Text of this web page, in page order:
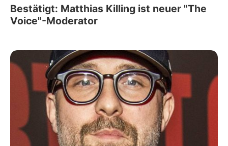
Bestätigt: Matthias Killing ist neuer "The
Voice"-Moderator